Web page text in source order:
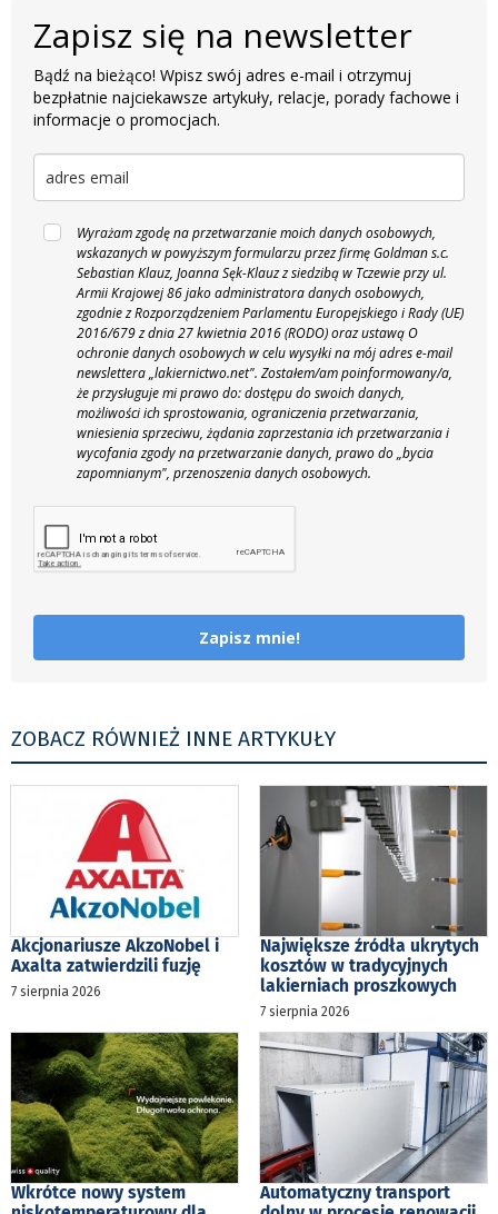
Zapisz się na newsletter
Bądź na bieżąco! Wpisz swój adres e-mail i otrzymuj
bezpłatnie najciekawsze artykuły, relacje, porady fachowe i
informacje o promocjach.
Wyrażam zgodę na przetwarzanie moich danych osobowych,
wskazanych w powyższym formularzu przez firmę Goldman s.c.
Sebastian Klauz, Joanna Sęk-Klauz z siedzibą w Tczewie przy ul.
Armii Krajowej 86 jako administratora danych osobowych,
zgodnie z Rozporządzeniem Parlamentu Europejskiego i Rady (UE)
2016/679 z dnia 27 kwietnia 2016 (RODO) oraz ustawą O
ochronie danych osobowych w celu wysyłki na mój adres e-mail
newslettera „lakiernictwo.net". Zostałem/am poinformowany/a,
że przysługuje mi prawo do: dostępu do swoich danych,
możliwości ich sprostowania, ograniczenia przetwarzania,
wniesienia sprzeciwu, żądania zaprzestania ich przetwarzania i
wycofania zgody na przetwarzanie danych, prawo do „bycia
zapomnianym", przenoszenia danych osobowych.
Zapisz mnie!
ZOBACZ RÓWNIEŻ INNE ARTYKUŁY
Akcjonariusze AkzoNobel i
Axalta zatwierdzili fuzję
7 sierpnia 2026
Największe źródła ukrytych
kosztów w tradycyjnych
lakierniach proszkowych
7 sierpnia 2026
Wkrótce nowy system
Automatyczny transport